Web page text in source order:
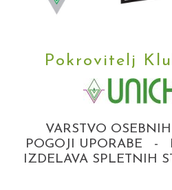
Pokrovitelj
VARSTVO
POGOJI UPORABE
-
IZDELAVA SPLETNIH